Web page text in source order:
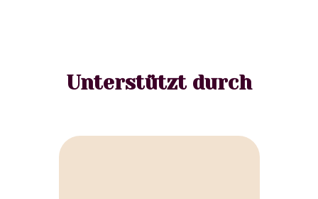
Unterstützt durch